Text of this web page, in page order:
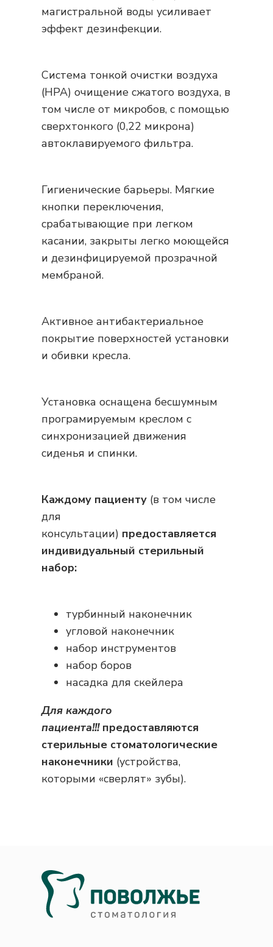
магистральной воды усиливает
эффект дезинфекции.
Система тонкой очистки воздуха
(HPA) очищение сжатого воздуха, в
том числе от микробов, с помощью
сверхтонкого (0,22 микрона)
автоклавируемого фильтра.
Гигиенические барьеры. Мягкие
кнопки переключения,
срабатывающие при легком
касании, закрыты легко моющейся
и дезинфицируемой прозрачной
мембраной.
Активное антибактериальное
покрытие поверхностей установки
и обивки кресла.
Установка оснащена бесшумным
програмируемым креслом с
синхронизацией движения
сиденья и спинки.
Каждому пациенту (в том числе
для
консультации) предоставляется
индивидуальный стерильный
набор:
турбинный наконечник
угловой наконечник
набор инструментов
набор боров
насадка для скейлера
Для каждого
пациента!!!предоставляются
стерильные стоматологические
наконечники (устройства,
которыми «сверлят» зубы).